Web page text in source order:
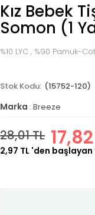
Kız Bebek
Somon (1
%10 LYC , %90 Pamuk-
(15752-120)
Marka : Breeze
28,01 TL
2,97 TL 'den